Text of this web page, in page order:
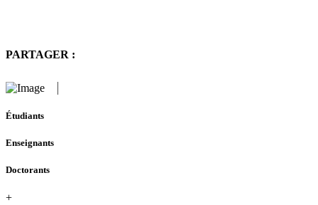
PARTAGER :
Étudiants
Enseignants
Doctorants
+